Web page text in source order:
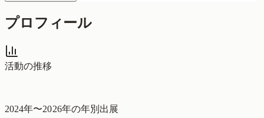
プロフィール
活動の推移
2024年〜2026年の年別出展